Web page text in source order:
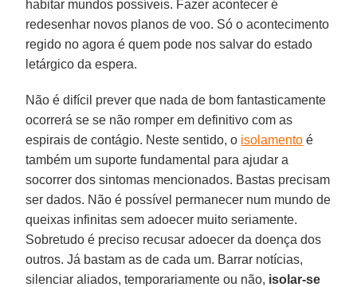
habitar mundos possíveis. Fazer acontecer é
redesenhar novos planos de voo. Só o acontecimento
regido no agora é quem pode nos salvar do estado
letárgico da espera.
Não é difícil prever que nada de bom fantasticamente
ocorrerá se se não romper em definitivo com as
espirais de contágio. Neste sentido, o isolamento é
também um suporte fundamental para ajudar a
socorrer dos sintomas mencionados. Bastas precisam
ser dados. Não é possível permanecer num mundo de
queixas infinitas sem adoecer muito seriamente.
Sobretudo é preciso recusar adoecer da doença dos
outros. Já bastam as de cada um. Barrar notícias,
silenciar aliados, temporariamente ou não, isolar-se